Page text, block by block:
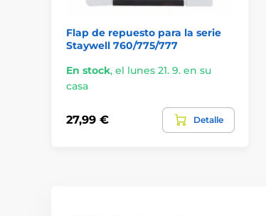
Flap de repuesto para la serie
Staywell 760/775/777
En stock, el lunes 21. 9. en su
casa
27,99 € Detalle